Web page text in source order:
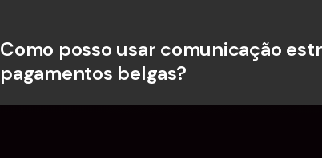
Como posso usar comunicação
pagamentos belgas?